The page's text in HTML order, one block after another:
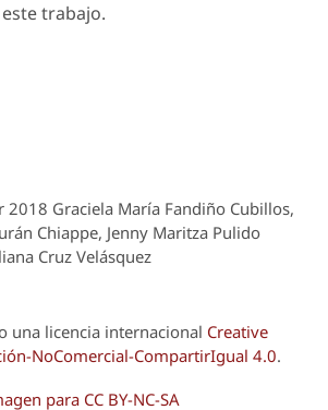
trabajo.
2018 Graciela María Fandiño Cubillos,
Chiappe, Jenny Maritza Pulido
Cruz Velásquez
una licencia internacional Creative
NoComercial-CompartirIgual 4.0.